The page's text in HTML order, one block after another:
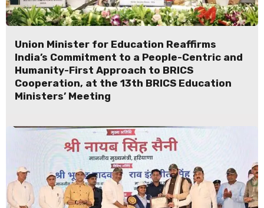
Union Minister for Education Reaffirms
India’s Commitment to a People-Centric and
Humanity-First Approach to BRICS
Cooperation, at the 13th BRICS Education
Ministers’ Meeting